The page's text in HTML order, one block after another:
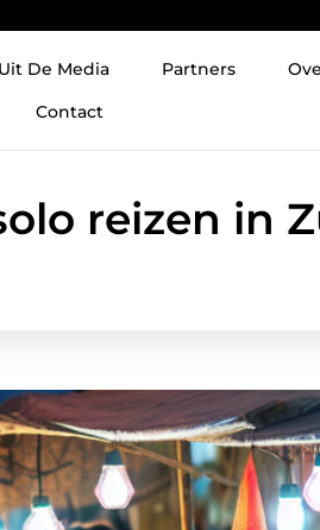
Uit De Media Partners
Contact
reizen in